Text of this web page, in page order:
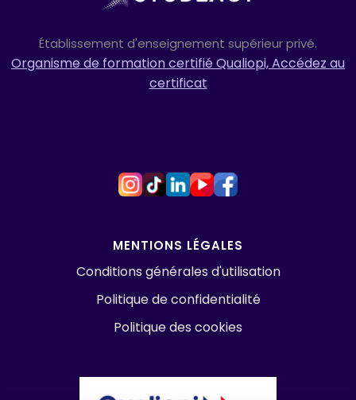
Établissement d'enseignement supérieur privé.
Organisme de formation certifié Qualiopi, Accédez au
certificat
MENTIONS LÉGALES
Conditions générales d'utilisation
Politique de confidentialité
Politique des cookies